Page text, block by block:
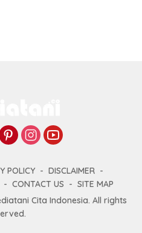
POLICY
DISCLAIMER
CONTACT US
SITE MAP
Cita Indonesia. All rights